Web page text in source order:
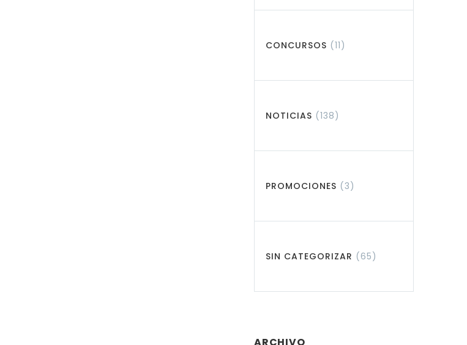
CONCURSOS (11)
NOTICIAS (138)
PROMOCIONES (3)
SIN CATEGORIZAR (65)